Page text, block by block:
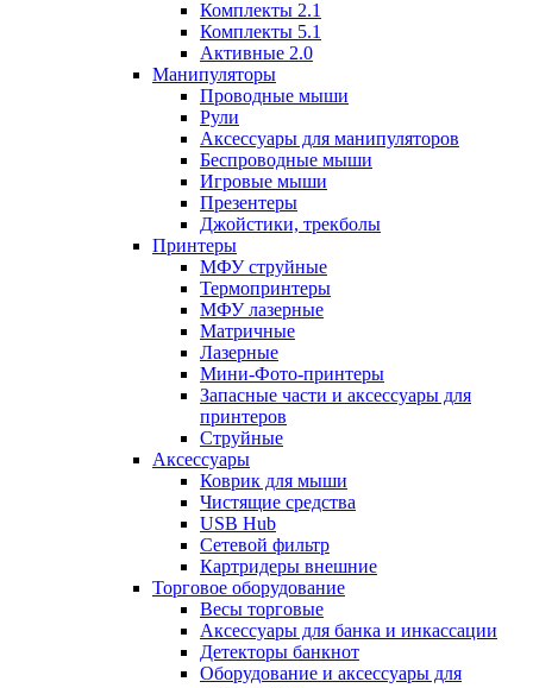
Комплекты 2.1
Комплекты 5.1
Активные 2.0
Манипуляторы
Проводные мыши
Рули
Аксессуары для манипуляторов
Беспроводные мыши
Игровые мыши
Презентеры
Джойстики, трекболы
Принтеры
МФУ струйные
Термопринтеры
МФУ лазерные
Матричные
Лазерные
Мини-Фото-принтеры
Запасные части и аксессуары для
принтеров
Струйные
Аксессуары
Коврик для мыши
Чистящие средства
USB Hub
Сетевой фильтр
Картридеры внешние
Торговое оборудование
Весы торговые
Аксессуары для банка и инкассации
Детекторы банкнот
Оборудование и аксессуары для